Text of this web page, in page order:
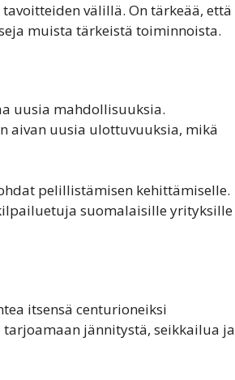
välillä. On tärkeää, että
muista tärkeistä toiminnoista.
uusia mahdollisuuksia.
aivan uusia ulottuvuuksia, mikä
pelillistämisen kehittämiselle.
suomalaisille yrityksille
itsensä centurioneiksi
jännitystä, seikkailua ja